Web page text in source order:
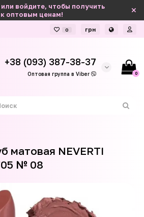
или войдите, чтобы получить
оптовым ценам!
0 грн
+38 (093) 387-38-37
Оптовая группа в Viber 0
матовая NEVERTI
№ 08